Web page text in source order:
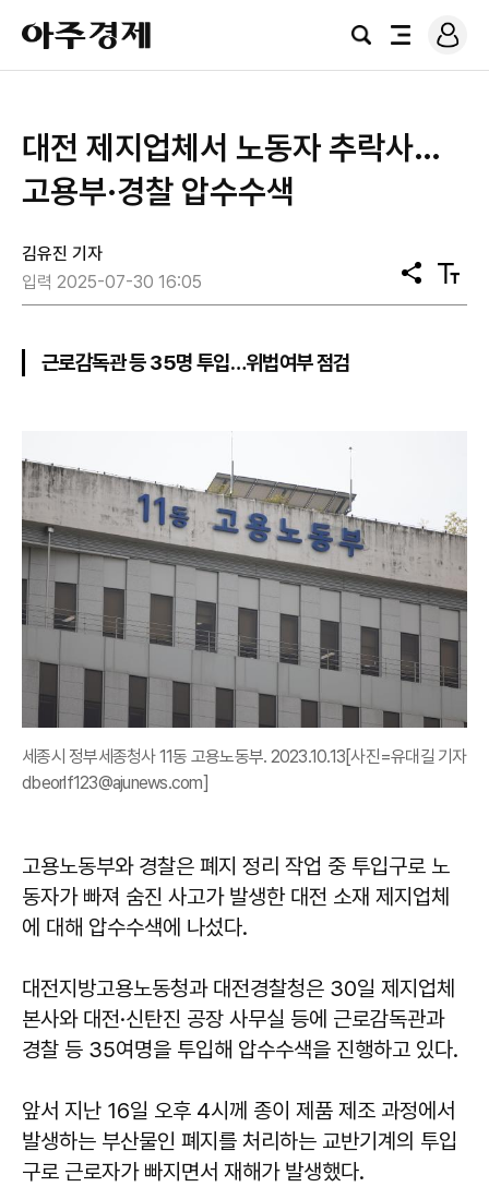
아
주
경
검
전
로
그
대전 제지업체서 노동자 추락사…
고용부·경찰 압수수색
김유진 기자
입력 2025-07-30 16:05
공
유
텍
스
근로감독관 등 35명 투입…위법여부 점검
세종시 정부세종청사 11동 고용노동부. 2023.10.13[사진=유대길 기자
dbeorlf123@ajunews.com]
고용노동부와 경찰은 폐지 정리 작업 중 투입구로 노
동자가 빠져 숨진 사고가 발생한 대전 소재 제지업체
에 대해 압수수색에 나섰다.
대전지방고용노동청과 대전경찰청은 30일 제지업체
본사와 대전·신탄진 공장 사무실 등에 근로감독관과
경찰 등 35여명을 투입해 압수수색을 진행하고 있다.
앞서 지난 16일 오후 4시께 종이 제품 제조 과정에서
발생하는 부산물인 폐지를 처리하는 교반기계의 투입
구로 근로자가 빠지면서 재해가 발생했다.